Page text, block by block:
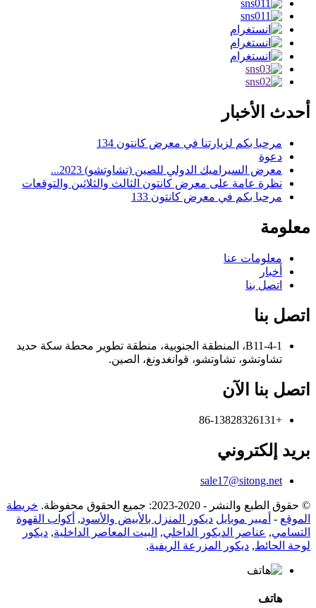
أحدث الأخبار
مرحبا بكم لزيارتنا في معرض كانتون 134
دعوة
معرض السيراميك الدولي للصين (تشاوتشو) 2023...
نظرة عامة على معرض كانتون الثالث والثلاثين والتوقعات
مرحبا بكم في معرض كانتون 133
معلومة
معلومات عنا
أخبار
اتصل بنا
اتصل بنا
B11-4-1، المنطقة الجنوبية، منطقة تطوير محطة سكة حديد
تشاوتشو، تشاوتشو، قوانغدونغ، الصين.
اتصل بنا الآن
+86-13828326131
بريد إلكتروني
sale17@sitong.net
© حقوق الطبع والنشر - 2020-2023: جميع الحقوق محفوظة.
خريطة
الموقع - أمبير موبايل ديكور المنزل بالأبيض والأسود, أكواب القهوة
التسامي, عناصر الديكور الداخلي, البيت المعاصر الداخلية, ديكور
لوحة الحائط, ديكور المزرعة الريفية,
هاتف